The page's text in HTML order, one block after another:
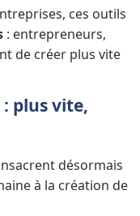
ces outils
: entrepreneurs,
de créer plus vite
plus vite,
désormais
à la création de